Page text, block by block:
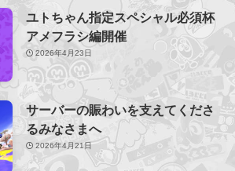
ユトちゃん指定スペシャル必須杯
アメフラシ編開催
2026年4月23日
サーバーの賑わいを支えてくださ
るみなさまへ
2026年4月21日